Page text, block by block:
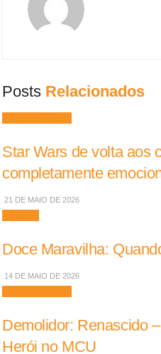
Posts Relacionados
Star Wars de volta aos
completamente
21 DE MAIO DE 2026
Doce Maravilha:
14 DE MAIO DE 2026
Demolidor: Renascido
Herói no MCU